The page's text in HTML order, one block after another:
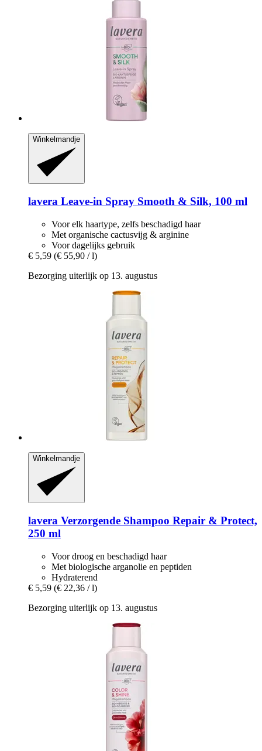
Winkelmandje
lavera Leave-​in Spray Smooth & Silk, 100 ml
Voor elk haartype, zelfs beschadigd haar
Met organische cactusvijg & arginine
Voor dagelijks gebruik
€ 5,59 (€ 55,90 / l)
Bezorging uiterlijk op 13. augustus
Winkelmandje
lavera Verzorgende Shampoo Repair & Protect,
250 ml
Voor droog en beschadigd haar
Met biologische arganolie en peptiden
Hydraterend
€ 5,59 (€ 22,36 / l)
Bezorging uiterlijk op 13. augustus